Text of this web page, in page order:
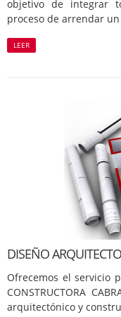
objetivo de integrar
proceso de arrendar
LEER
DISEÑO
Ofrecemos el servicio
CONSTRUCTORA
arquitectónico y